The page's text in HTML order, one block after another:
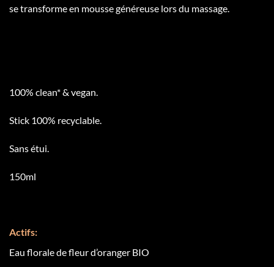
se transforme en mousse généreuse lors du massage.
100% clean* & vegan.
Stick 100% recyclable.
Sans étui.
150ml
Actifs:
Eau florale de fleur d’oranger BIO